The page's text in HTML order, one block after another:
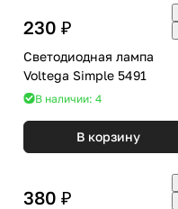
230 ₽
Светодиодная лампа
Voltega Simple 5491
В наличии: 4
В корзину
380 ₽